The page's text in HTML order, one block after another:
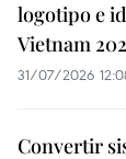
logotipo e
Vietnam
31/07/2026
Convertir